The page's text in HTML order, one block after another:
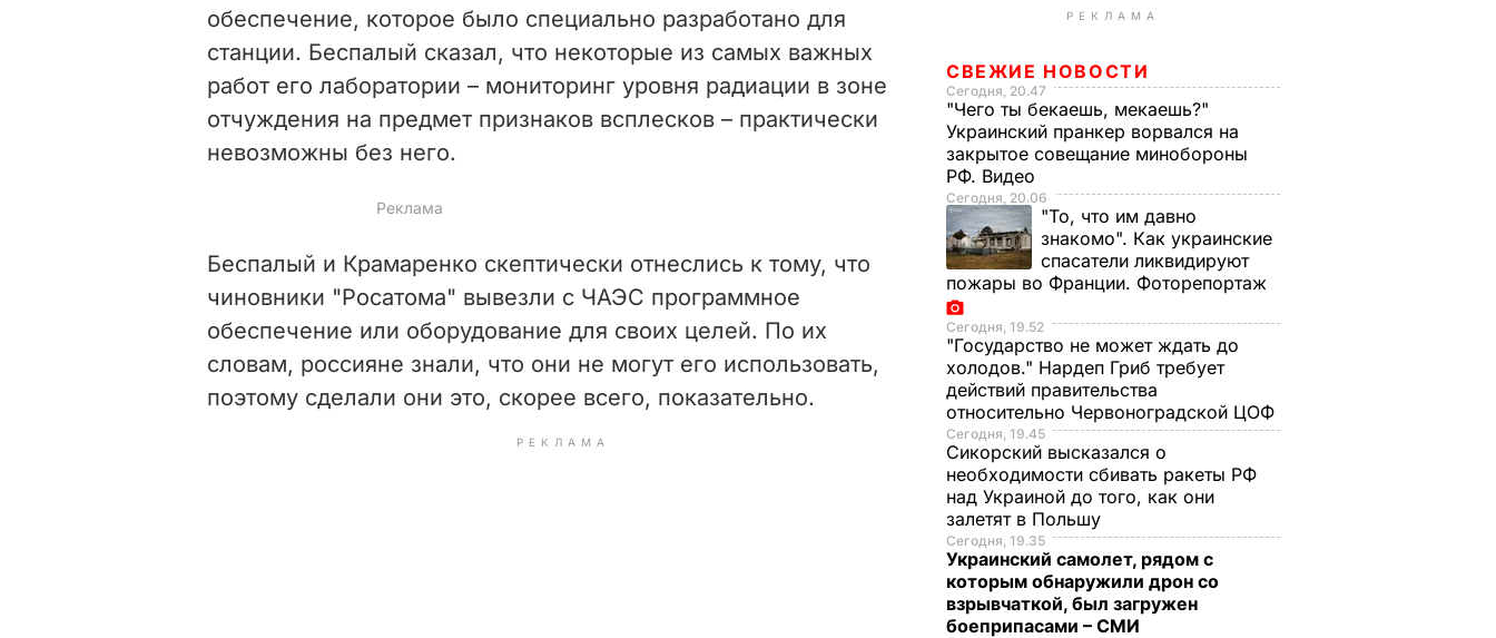
обеспечение, которое было специально разработано для
станции. Беспалый сказал, что некоторые из самых важных
работ его лаборатории – мониторинг уровня радиации в зоне
отчуждения на предмет признаков всплесков – практически
невозможны без него.
Беспалый и Крамаренко скептически отнеслись к тому, что
чиновники "Росатома" вывезли с ЧАЭС программное
обеспечение или оборудование для своих целей. По их
словам, россияне знали, что они не могут его использовать,
поэтому сделали они это, скорее всего, показательно.
РЕКЛАМА
РЕКЛАМА
СВЕЖИЕ НОВОСТИ
Сегодня, 20.47
"Чего ты бекаешь, мекаешь?"
Украинский пранкер ворвался на
закрытое совещание минобороны
РФ. Видео
Сегодня, 20.06
"То, что им давно
знакомо". Как украинские
спасатели ликвидируют
пожары во Франции. Фоторепортаж
Сегодня, 19.52
"Государство не может ждать до
холодов." Нардеп Гриб требует
действий правительства
относительно Червоноградской ЦОФ
Сегодня, 19.45
Сикорский высказался о
необходимости сбивать ракеты РФ
над Украиной до того, как они
залетят в Польшу
Сегодня, 19.35
Украинский самолет, рядом с
которым обнаружили дрон со
взрывчаткой, был загружен
боеприпасами – СМИ